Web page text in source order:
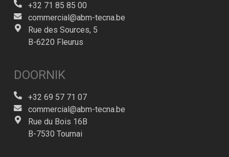
+32 71 85 85 00
commercial@abm-tecna.be
Rue des Sources, 5
B-6220 Fleurus
DOORNIK
+32 69 57 71 07
commercial@abm-tecna.be
Rue du Bois 16B
B-7530 Tournai